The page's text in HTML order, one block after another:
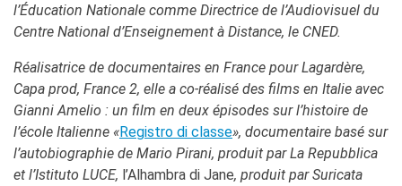
l’Éducation Nationale comme Directrice de l’Audiovisuel du
Centre National d’Enseignement à Distance, le CNED.
Réalisatrice de documentaires en France pour Lagardère,
Capa prod, France 2, elle a co-réalisé des films en Italie avec
Gianni Amelio : un film en deux épisodes sur l’histoire de
l’école Italienne «Registro di classe», documentaire basé sur
l’autobiographie de Mario Pirani, produit par La Repubblica
et l’Istituto LUCE, l’Alhambra di Jane, produit par Suricata